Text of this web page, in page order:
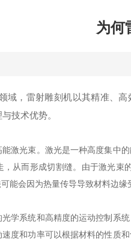
为何
雷射雕刻机以其精准、高
技术优势。
光束。激光是一种高度集中的
从而形成切割缝。由于激光
能会因为热量传导导致材料边
系统和高精度的运动控制系统
度和功率可以根据材料的性质